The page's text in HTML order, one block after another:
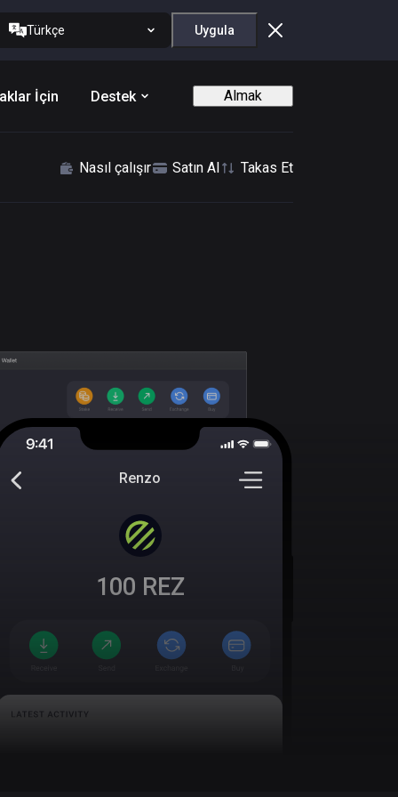
Türkçe Uygula
İçin Destek Almak
Nasıl çalışır Satın Al Takas Et
Renzo
100 REZ